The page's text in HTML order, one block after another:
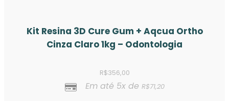
Kit Resina 3D Cure Gum + Aqcua Ortho
Cinza Claro 1kg – Odontologia
R$356,00
Em até 5x de R$71,20